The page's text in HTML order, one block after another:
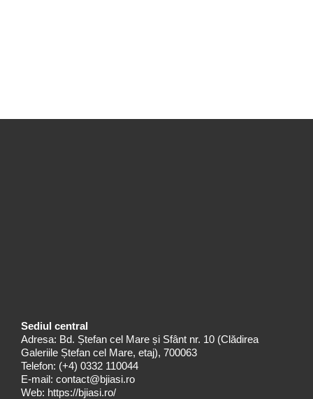
Sediul central
Adresa: Bd. Ștefan cel Mare și Sfânt nr. 10 (Clădirea
Galeriile Ștefan cel Mare, etaj), 700063
Telefon: (+4) 0332 110044
E-mail: contact@bjiasi.ro
Web: https://bjiasi.ro/